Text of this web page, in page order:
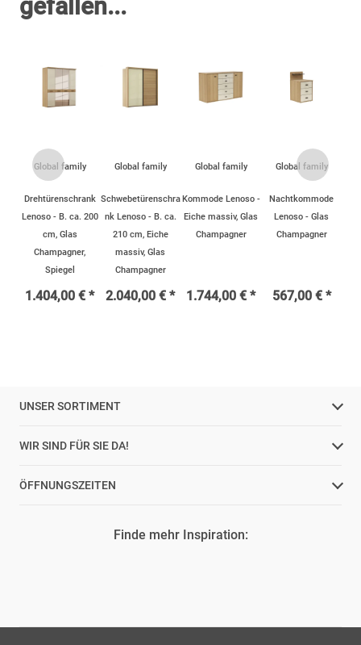
gefallen...
Global family
Drehtürenschrank
Lenoso - B. ca. 200
cm, Glas
Champagner,
Spiegel
1.404,00 € *
Global family
Schwebetürenschra
nk Lenoso - B. ca.
210 cm, Eiche
massiv, Glas
Champagner
2.040,00 € *
Global family
Kommode Lenoso -
Eiche massiv, Glas
Champagner
1.744,00 € *
Global family
Nachtkommode
Lenoso - Glas
Champagner
567,00 € *
UNSER SORTIMENT
WIR SIND FÜR SIE DA!
ÖFFNUNGSZEITEN
Finde mehr Inspiration: